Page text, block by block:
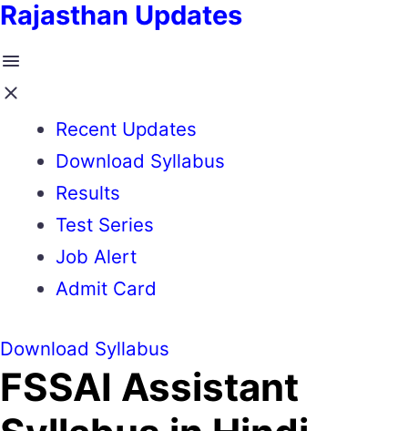
Rajasthan Updates
Recent Updates
Download Syllabus
Results
Test Series
Job Alert
Admit Card
Download Syllabus
FSSAI Assistant